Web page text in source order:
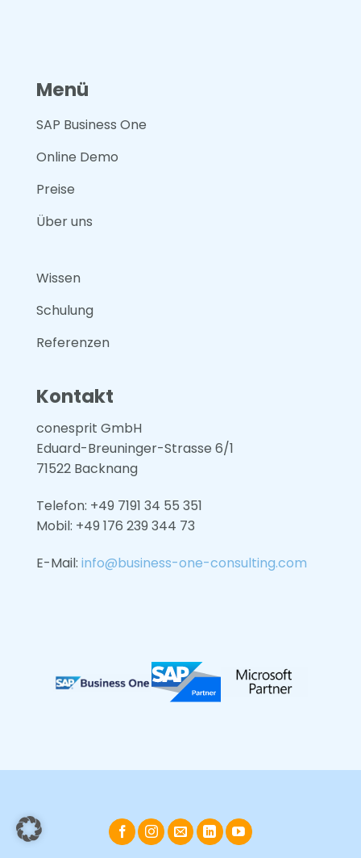
Menü
SAP Business One
Online Demo
Preise
Über uns
Wissen
Schulung
Referenzen
Kontakt
conesprit GmbH
Eduard-Breuninger-Strasse 6/1
71522 Backnang
Telefon: +49 7191 34 55 351
Mobil: +49 176 239 344 73
E-Mail: info@business-one-consulting.com